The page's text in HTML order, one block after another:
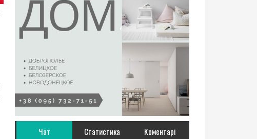
Чат Статистика Коментарі